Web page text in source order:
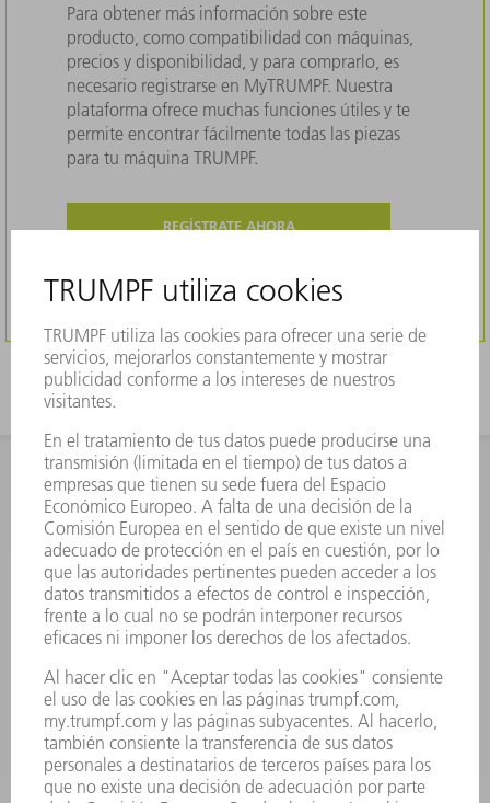
Para obtener más información sobre este
producto, como compatibilidad con máquinas,
precios y disponibilidad, y para comprarlo, es
necesario registrarse en MyTRUMPF. Nuestra
plataforma ofrece muchas funciones útiles y te
permite encontrar fácilmente todas las piezas
para tu máquina TRUMPF.
REGÍSTRATE AHORA
INFORMACIÓN
Preguntas más frecuentes
Condiciones generales de venta
CONTACTO
Departamento de Repuestos
+34 91 657 36 70
Viernes de 8h – 17h
repuestos@es.trumpf.com
CONTACTO
Departamento de Utillaje
+34 91 657 36 69